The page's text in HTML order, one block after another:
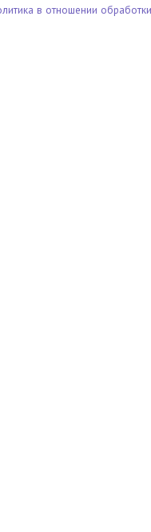
в отношении